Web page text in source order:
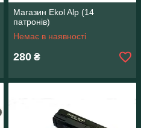
Магазин Ekol Alp (14
патронів)
Немає в наявності
280 ₴